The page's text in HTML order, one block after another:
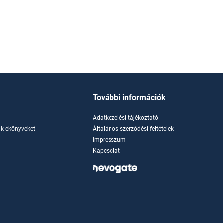
ekönyveket
További információk
Adatkezelési tájékoztató
Általános szerződési feltételek
Impresszum
Kapcsolat